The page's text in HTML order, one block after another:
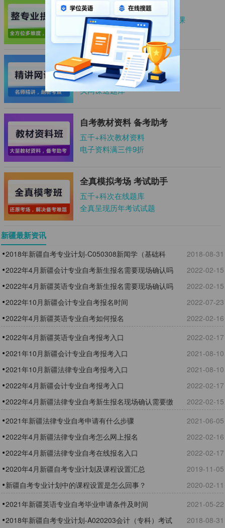
整专业套餐
全专业资料、题库、学位、网课
最高直省2344元
超值精品网课 剖析考点
上千+科次精品网课
买网课送题库
自考教材资料 备考助考
五千+科次教材资料
电子资料满三件9折
全真模拟考场 考试助手
五千+科次在线题库
全真呈现历年考试试题
新疆最新资讯
2018年新疆自考专业计划-C050308新闻学（基础科
段）考试课程
2018-08-31
2022年4月新疆会计专业自考新生报名需要现场确认吗
2022-02-15
2022年4月新疆英语专业自考新生报名需要现场确认吗
2022-02-15
2022年10月新疆会计专业自考报名时间
2022-07-23
2022年4月新疆英语专业自考如何报名
2022-02-16
2022年4月新疆英语专业自考报考入口
2022-02-17
2021年10月新疆会计专业自考报考入口
2021-08-10
2021年10月新疆法律专业自考报考入口
2021-08-10
2022年4月新疆会计专业自考报考入口
2022-02-17
2022年4月新疆法律专业自考新生报名现场确认需要缴
费吗
2022-02-15
2021年新疆法律专业自考申请有什么步骤
2021-06-05
2022年4月新疆法律专业自考怎么网上报名
2022-02-16
2022年4月新疆法律专业自考在线报名入口
2022-02-17
2020年4月新疆自考专业计划及课程设置汇总
2019-11-05
新疆自考专业计划中的课程设置是怎么回事？
2020-02-11
2021年新疆英语专业自考毕业申请条件及时间
2021-05-22
2018年新疆自考专业计划-A020203会计（专科）考试
2018-08-31